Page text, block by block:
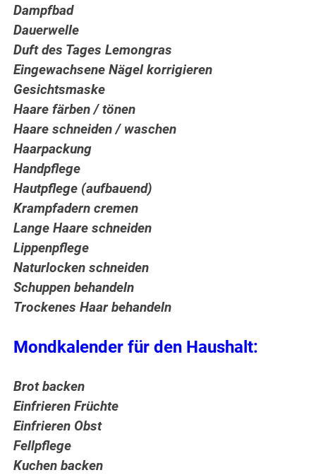
Dampfbad
Dauerwelle
Duft des Tages Lemongras
Eingewachsene Nägel korrigieren
Gesichtsmaske
Haare färben / tönen
Haare schneiden / waschen
Haarpackung
Handpflege
Hautpflege (aufbauend)
Krampfadern cremen
Lange Haare schneiden
Lippenpflege
Naturlocken schneiden
Schuppen behandeln
Trockenes Haar behandeln
Mondkalender für den Haushalt:
Brot backen
Einfrieren Früchte
Einfrieren Obst
Fellpflege
Kuchen backen